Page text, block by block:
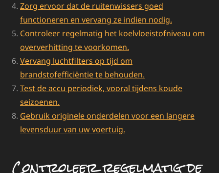
Zorg ervoor dat de ruitenwissers goed
functioneren en vervang ze indien nodig.
Controleer regelmatig het koelvloeistofniveau om
oververhitting te voorkomen.
Vervang luchtfilters op tijd om
brandstofefficiëntie te behouden.
Test de accu periodiek, vooral tijdens koude
seizoenen.
Gebruik originele onderdelen voor een langere
levensduur van uw voertuig.